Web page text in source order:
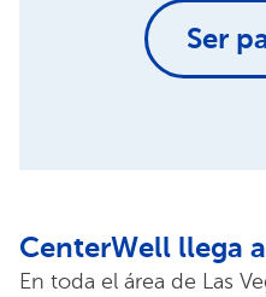
Ser
CenterWell llega
En toda el área de Las